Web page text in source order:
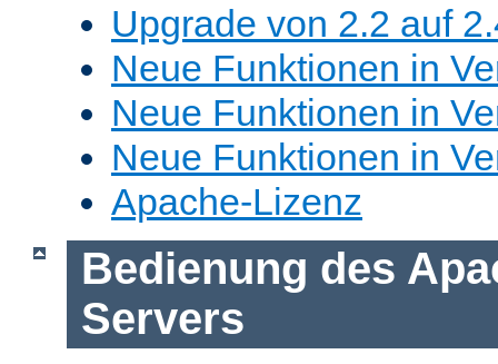
Upgrade von 2.2 auf
Neue Funktionen in
Neue Funktionen in
Neue Funktionen in
Apache-Lizenz
Bedienung des
Servers